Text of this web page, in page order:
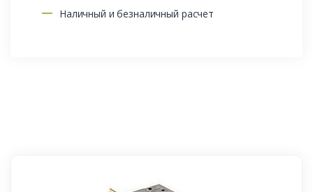
Наличный и безналичный расчет